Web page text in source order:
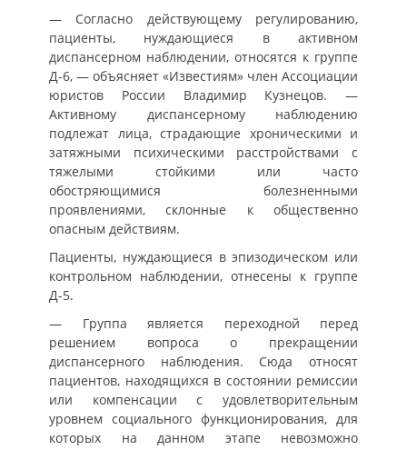
— Согласно действующему регулированию,
пациенты, нуждающиеся в активном
диспансерном наблюдении, относятся к группе
Д-6, — объясняет «Известиям» член Ассоциации
юристов России Владимир Кузнецов. —
Активному диспансерному наблюдению
подлежат лица, страдающие хроническими и
затяжными психическими расстройствами с
тяжелыми стойкими или часто
обостряющимися болезненными
проявлениями, склонные к общественно
опасным действиям.
Пациенты, нуждающиеся в эпизодическом или
контрольном наблюдении, отнесены к группе
Д-5.
— Группа является переходной перед
решением вопроса о прекращении
диспансерного наблюдения. Сюда относят
пациентов, находящихся в состоянии ремиссии
или компенсации с удовлетворительным
уровнем социального функционирования, для
которых на данном этапе невозможно